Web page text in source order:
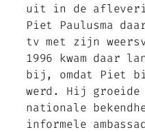
uit in de
Piet Paulusma
tv met zijn
1996 kwam daar
bij, omdat Piet bij
werd. Hij
nationale
informele